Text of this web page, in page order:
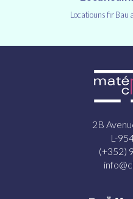
Locatiouns fir Bau
2B
L-
(+352)